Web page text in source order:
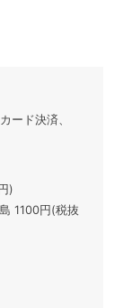
ード決済、
)
1100円(税抜